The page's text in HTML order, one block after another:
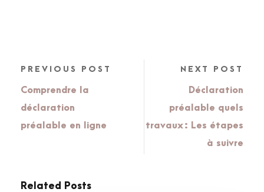
PREVIOUS POST
Comprendre la
déclaration
préalable en ligne
NEXT POST
Déclaration
préalable quels
travaux : Les étapes
à suivre
Related Posts